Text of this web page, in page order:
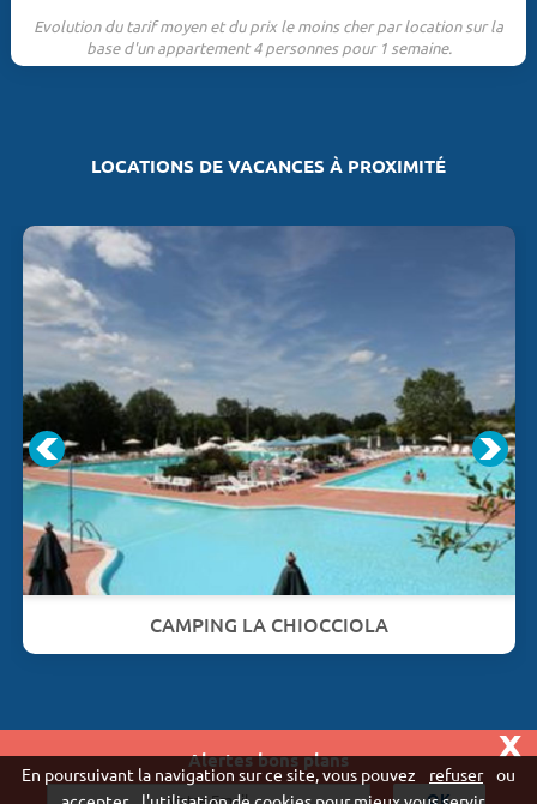
Alertes bons plans x
Evolution du tarif moyen et du prix le moins cher par location sur la
base d'un appartement 4 personnes pour 1 semaine.
LOCATIONS DE VACANCES À PROXIMITÉ
CAMPING LA CHIOCCIOLA
Vivaweb SARL - RCS Créteil n°790 591 572
En poursuivant la navigation sur ce site, vous pouvez refuser
ou